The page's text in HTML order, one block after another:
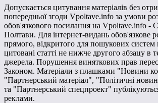
Допускається цитування матеріалів без
попередньої згоди Vpoltave.info за умови
обов'язкового посилання на Vpoltave.info -
Полтави. Для інтернет-видань обов'язкове
прямого, відкритого для пошукових систем
цитовані статті не нижче другого абзацу в
джерела. Порушення виняткових прав
Законом. Матеріали з плашками "Новини
"Партнерський матеріал", "Політичні
та "Партнерський спецпроект"
реклами.